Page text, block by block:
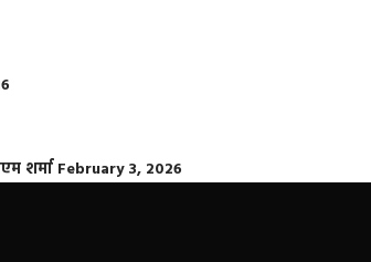
शर्मा February 3, 2026